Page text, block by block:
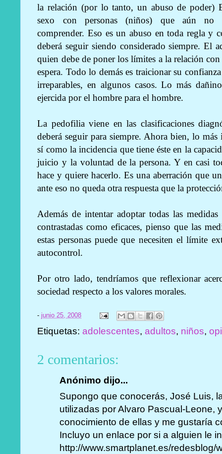
la relación (por lo tanto, un abuso de poder)
sexo con personas (niños) que aún no
comprender. Eso es un abuso en toda regla y
deberá seguir siendo considerado siempre. El
quien debe de poner los límites a la relación
espera. Todo lo demás es traicionar su
irreparables, en algunos casos. Lo más
ejercida por el hombre para el hombre.
La pedofilia viene en las clasificaciones
deberá seguir para siempre. Ahora bien, lo
sí como la incidencia que tiene éste en la
juicio y la voluntad de la persona. Y en casi
hace y quiere hacerlo. Es una aberración que
ante eso no queda otra respuesta que la
Además de intentar adoptar todas las medidas
contrastadas como eficaces, pienso que las
estas personas puede que necesiten el límite
autocontrol.
Por otro lado, tendríamos que reflexionar
sociedad respecto a los valores morales.
-junio 25, 2008
Etiquetas:adolescentes,adultos, niños,
2 comentarios:
Anónimo dijo...
Supongo que conocerás, José Luis,
utilizadas por Alvaro Pascual-Leone,
conocimiento de ellas y me gustaría
Incluyo un enlace por si a alguien le
http://www.smartplanet.es/redesblog/